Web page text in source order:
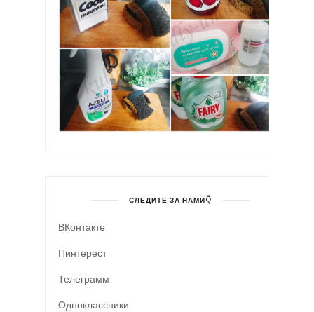
СЛЕДИТЕ ЗА НАМИ👇
ВКонтакте
Пинтерест
Телеграмм
Одноклассники